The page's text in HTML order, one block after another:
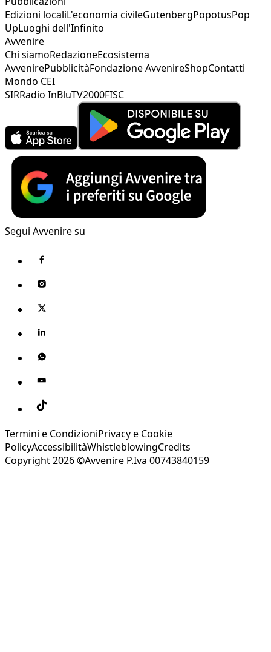
Edizioni localiL'economia civileGutenbergPopotusPop
UpLuoghi dell'Infinito
Avvenire
Chi siamoRedazioneEcosistema
AvvenirePubblicitàFondazione AvvenireShopContatti
Mondo CEI
SIRRadio InBluTV2000FISC
Segui Avvenire su
Termini e CondizioniPrivacy e Cookie
PolicyAccessibilitàWhistleblowingCredits
Copyright 2026 ©Avvenire P.Iva 00743840159